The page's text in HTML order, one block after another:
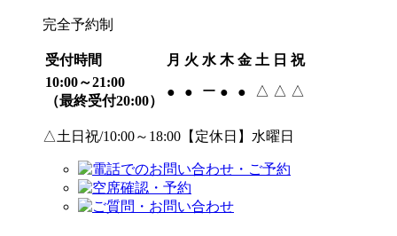
完全予約制
受付時間 月 火 水 木 金 土 日 祝
10:00～21:00
（最終受付20:00）
● ● ー ● ● △ △ △
△土日祝/10:00～18:00【定休日】水曜日